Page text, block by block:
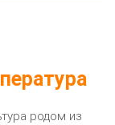
родом из